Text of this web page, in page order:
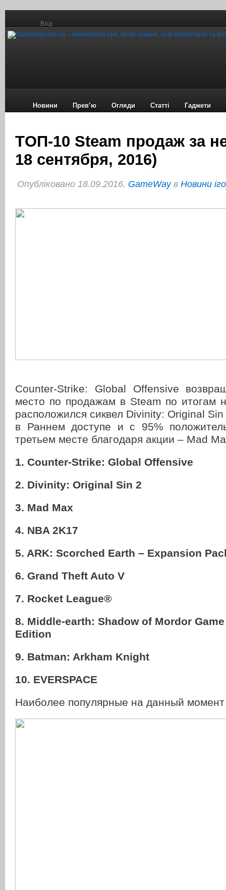
Вхід
Новини Прев’ю Огляди Статті Гаджети
TОП-10 Steam продаж за
18 сентября, 2016)
Опубліковано 18.09.2016, GameWayв Новини
Counter-Strike: Global Offensive
место по продажам в Steam по итогам
расположился сиквел Divinity: Original
в Раннем доступе и с 95%
третьем месте благодаря акции – Mad
1. Counter-Strike: Global Offensive
2. Divinity: Original Sin 2
3. Mad Max
4. NBA 2K17
5. ARK: Scorched Earth – Expansion
6. Grand Theft Auto V
7. Rocket League®
8. Middle-earth: Shadow of Mordor
Edition
9. Batman: Arkham Knight
10. EVERSPACE
Наиболее популярные на данный